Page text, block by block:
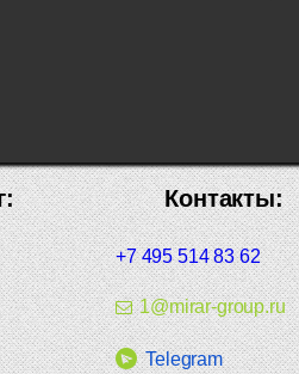
Контакты:
+7 495 514 83 62
1@mirar-group.ru
Telegram